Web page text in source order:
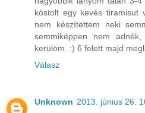
kóstolt egy kevés tiramisut
nem készítettem neki
semmiképpen nem
kerülöm. :) 6 felett majd
Válasz
Unknown 2013. június 26.